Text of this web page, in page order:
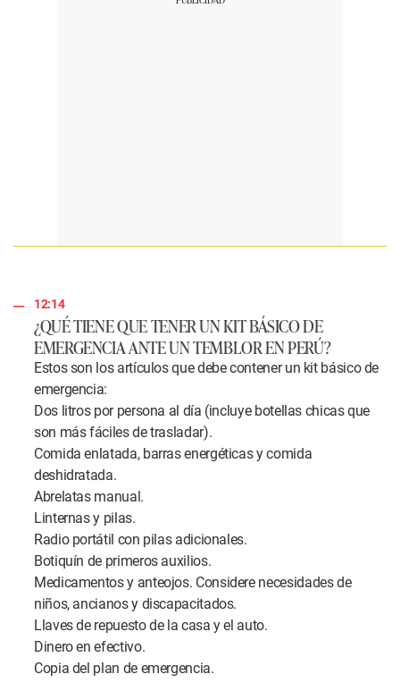
12:14
¿QUÉ TIENE QUE TENER UN KIT BÁSICO DE
EMERGENCIA ANTE UN TEMBLOR EN PERÚ?
Estos son los artículos que debe contener un kit básico de
emergencia:
Dos litros por persona al día (incluye botellas chicas que
son más fáciles de trasladar).
Comida enlatada, barras energéticas y comida
deshidratada.
Abrelatas manual.
Linternas y pilas.
Radio portátil con pilas adicionales.
Botiquín de primeros auxilios.
Medicamentos y anteojos. Considere necesidades de
niños, ancianos y discapacitados.
Llaves de repuesto de la casa y el auto.
Dinero en efectivo.
Copia del plan de emergencia.